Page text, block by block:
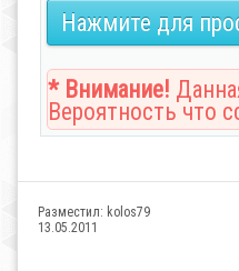
Нажмите для
* Внимание!
Вероятность что
Разместил: kolos79
13.05.2011